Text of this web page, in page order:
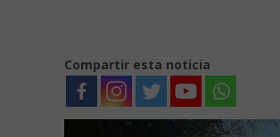
Compartir esta noticia